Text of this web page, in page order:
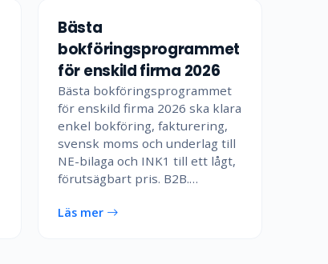
Bästa
bokföringsprogrammet
för enskild firma 2026
Bästa bokföringsprogrammet
för enskild firma 2026 ska klara
enkel bokföring, fakturering,
svensk moms och underlag till
NE-bilaga och INK1 till ett lågt,
förutsägbart pris. B2B.…
Läs mer